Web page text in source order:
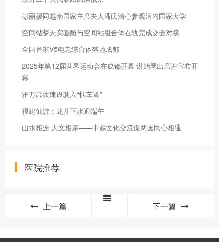
彭丽媛同越南国家主席夫人潘氏清心参观河内国家大学
空间站梦天实验舱与空间站组合体在轨完成交会对接
全国首家V5电竞综合体落地成都
2025年第12届世界运动会在成都开幕 谌贻琴出席并宣布开
幕
雅万高铁建设驶入“快车道”
福建仙游：龙舟下水迎端午
山水相连 人文相亲——中越文化交流促两国民心相通
医院推荐
上一篇 下一篇